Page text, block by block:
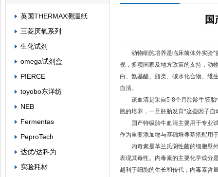
英国THERMAX测温纸
三菱厌氧系列
生化试剂
omega试剂盒
PIERCE
toyobo东洋纺
NEB
Fermentas
PeproTech
达优/达科为
实验耗材
国
动物细胞培养是临床前体外实验*
视，多项国家及地方政策的支持，动
白、氨基酸、脂类、碳水化合物、维
血清。
该血清是采自5-8个月胎龄牛胚胎
胞的培养，一旦胚胎发育*这些因子
国产特级胎牛血清主要用于专业试
作为重要添加物与基础培养基搭配用
内毒素是革兰氏阴性菌的细胞壁外
表现其毒性。内毒素的主要化学成分
越利于细胞的生长和传代；内毒素含